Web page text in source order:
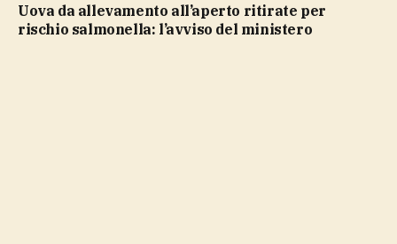
Uova da allevamento all’aperto ritirate per
rischio salmonella: l’avviso del ministero